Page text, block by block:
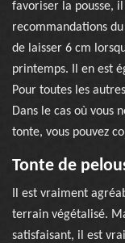
favoriser la pousse,
recommandations
de laisser 6 cm
printemps. Il en est
Pour toutes les
Dans le cas où vous
tonte, vous pouvez
Tonte de
Il est vraiment
terrain végétalisé.
satisfaisant, il est